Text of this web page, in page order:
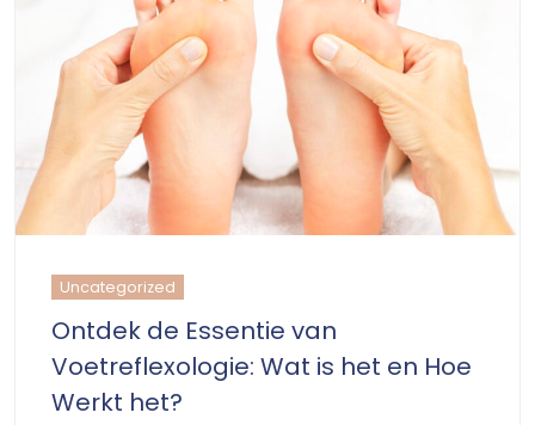
Uncategorized
Ontdek de Essentie van
Voetreflexologie: Wat is het en Hoe
Werkt het?